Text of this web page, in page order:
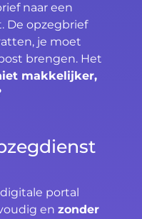
naar een
De opzegbrief
je moet
brengen. Het
makkelijker,
portal
en zonder